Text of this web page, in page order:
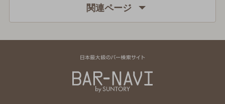
関連ページ